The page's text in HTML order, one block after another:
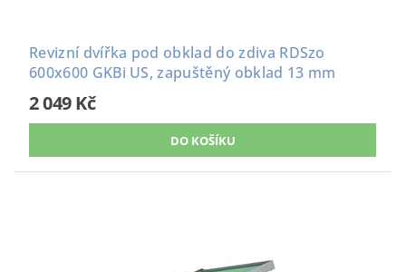
Revizní dvířka pod obklad do zdiva RDSzo
600x600 GKBi US, zapuštěný obklad 13 mm
2 049 Kč